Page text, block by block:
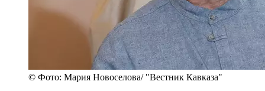
© Фото: Мария Новоселова/ "Вестник Кавказа"